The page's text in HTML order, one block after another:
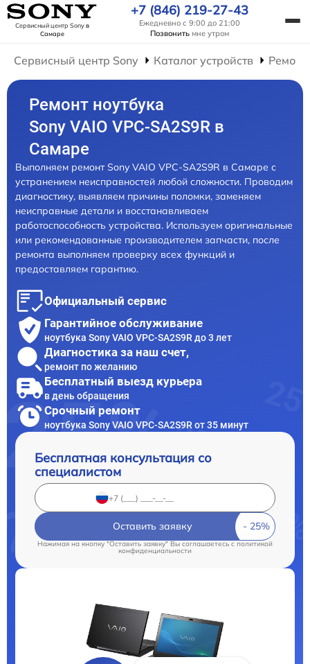
Сервисный центр Sonyв
Самаре
+7 (846) 219-27-43
Ежедневно с 9:00 до 21:00
Позвонить мне утром
Сервисный центр Sony Каталог устройств
Ремонт ноутбука
Sony VAIO VPC-SA2S9R в
Самаре
Выполняем ремонт Sony VAIO VPC-SA2S9R в Самаре с
устранением неисправностей любой сложности. Проводим
диагностику, выявляем причины поломки, заменяем
неисправные детали и восстанавливаем
работоспособность устройства. Используем оригинальные
или рекомендованные производителем запчасти, после
ремонта выполняем проверку всех функций и
предоставляем гарантию.
Официальный сервис
Гарантийное обслуживание
ноутбука Sony VAIO VPC-SA2S9R до 3 лет
Диагностика за наш счет,
ремонт по желанию
Бесплатный выезд курьера
в день обращения
Срочный ремонт
ноутбука Sony VAIO VPC-SA2S9R от 35 минут
Бесплатная консультация со
специалистом
Оставить заявку
Нажимая на кнопку "Оставить заявку" Вы соглашаетесь cполитикой
конфиденциальности